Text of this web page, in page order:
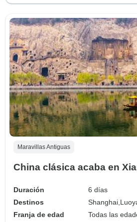
Maravillas Antiguas
China clásica acaba en
Duración
6 días
Destinos
Shanghai,
Franja de edad
Todas las